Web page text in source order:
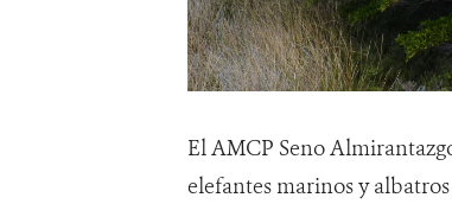
El AMCP Seno
elefantes marinos y